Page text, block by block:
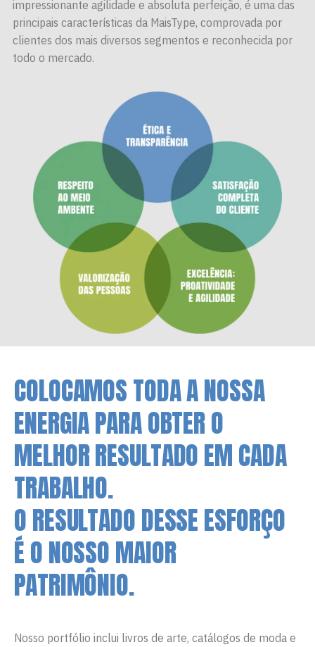
impressionante agilidade e absoluta perfeição, é uma das
principais características da MaisType, comprovada por
clientes dos mais diversos segmentos e reconhecida por
todo o mercado.
COLOCAMOS TODA A NOSSA
ENERGIA PARA OBTER O
MELHOR RESULTADO EM CADA
TRABALHO.
O RESULTADO DESSE ESFORÇO
É O NOSSO MAIOR
PATRIMÔNIO.
Nosso portfólio inclui livros de arte, catálogos de moda e